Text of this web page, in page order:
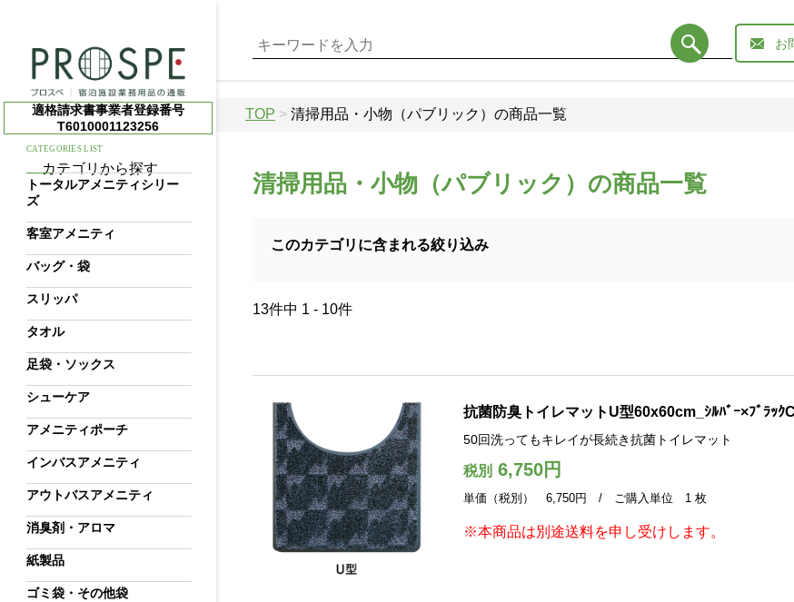
お
適格請求書事業者登録番号
T6010001123256
CATEGORIES LIST
カテゴリから探す
トータルアメニティシリー
ズ
客室アメニティ
バッグ・袋
スリッパ
タオル
足袋・ソックス
シューケア
アメニティポーチ
インバスアメニティ
アウトバスアメニティ
消臭剤・アロマ
紙製品
ゴミ袋・その他袋
TOP > 清掃用品・小物（パブリック）の商品一覧
清掃用品・小物（パブリック）の商品一覧
このカテゴリに含まれる絞り込み
13件中 1 - 10件
抗菌防臭トイレマットU型60x60cm_ｼﾙﾊﾞｰ×ﾌﾞﾗｯ
50回洗ってもキレイが長続き抗菌トイレマット
税別6,750円
単価（税別） 6,750円 / ご購入単位 1 枚
※本商品は別途送料を申し受けします。